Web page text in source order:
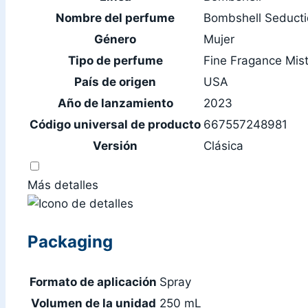
Nombre del perfume
Bombshell
Género
Mujer
Tipo de perfume
Fine Fragance Mist
País de origen
USA
Año de lanzamiento
2023
Código universal de producto 667557248981
Versión
Clásica
Más detalles
Packaging
Formato de aplicación Spray
Volumen de la unidad 250 mL